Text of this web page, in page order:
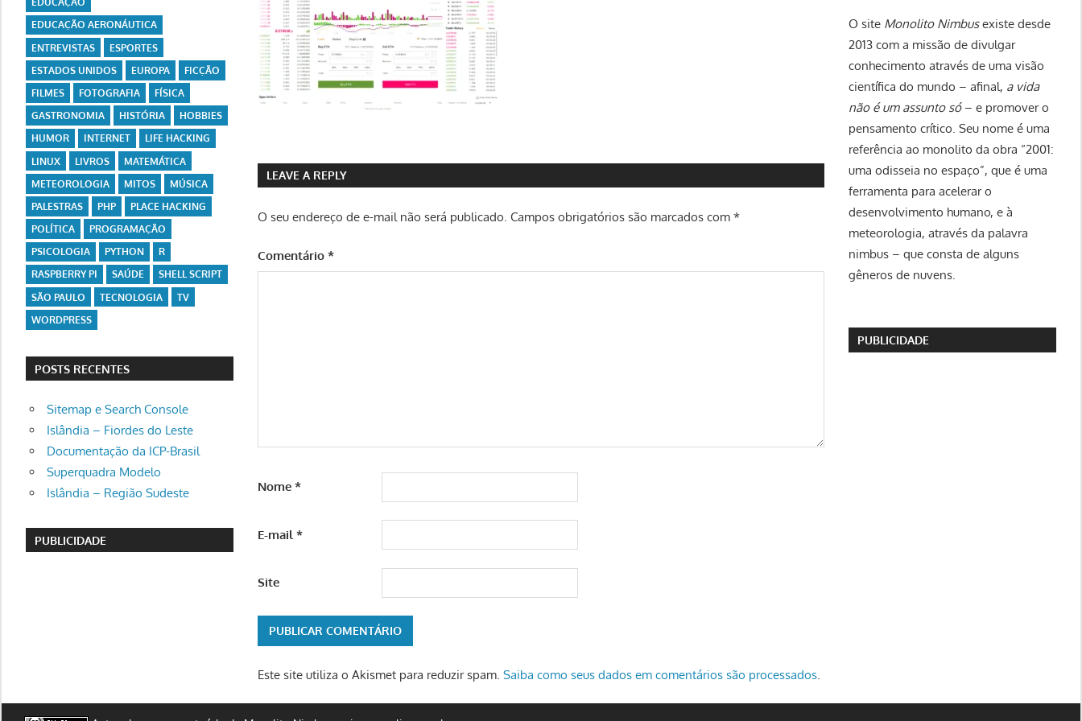
LEAVE A REPLY
O seu endereço de e-mail não será publicado. Campos obrigatórios são marcados com*
Comentário*
Nome*
E-mail*
Site
Este site utiliza o Akismet para reduzir spam.Saiba como seus dados em comentários são processados.
EDUCAÇÃO AERONÁUTICA
ENTREVISTAS
ESPORTES
ESTADOS UNIDOS
EUROPA
FICÇÃO
FILMES
FOTOGRAFIA
FÍSICA
GASTRONOMIA
HISTÓRIA
HOBBIES
HUMOR
INTERNET
LIFE HACKING
LINUX
LIVROS
MATEMÁTICA
METEOROLOGIA
MITOS
MÚSICA
PALESTRAS
PHP
PLACE HACKING
POLÍTICA
PROGRAMAÇÃO
PSICOLOGIA
PYTHON
R
RASPBERRY PI
SAÚDE
SHELL SCRIPT
SÃO PAULO
TECNOLOGIA
TV
WORDPRESS
POSTS RECENTES
Sitemap e Search Console
Islândia – Fiordes do Leste
Documentação da ICP-Brasil
Superquadra Modelo
Islândia – Região Sudeste
PUBLICIDADE
O site Monolito Nimbusexiste desde
2013 com a missão de divulgar
conhecimento através de uma visão
científica do mundo – afinal, a vida
não é um assunto só– e promover o
pensamento crítico. Seu nome é uma
referência ao monolito da obra “2001:
uma odisseia no espaço”, que é uma
ferramenta para acelerar o
desenvolvimento humano, e à
meteorologia, através da palavra
nimbus – que consta de alguns
gêneros de nuvens.
PUBLICIDADE